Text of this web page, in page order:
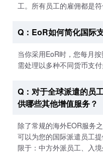
工。所有员工的雇佣都是
Q：EoR如何简化国际
当你采用EoR时，您每月
需处理以多种不同货币支付
Q：对于全球派遣的员
供哪些其他增值服务？
除了常规的海外EOR服务
可以为您的国际派遣员工
限于：中方外派员工、入